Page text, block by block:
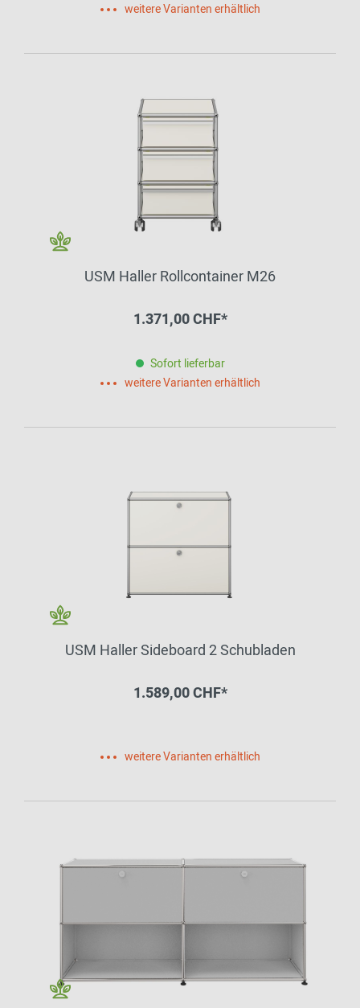
weitere Varianten erhältlich
USM Haller Rollcontainer M26
1.371,00 CHF*
Sofort lieferbar
weitere Varianten erhältlich
USM Haller Sideboard 2 Schubladen
1.589,00 CHF*
weitere Varianten erhältlich